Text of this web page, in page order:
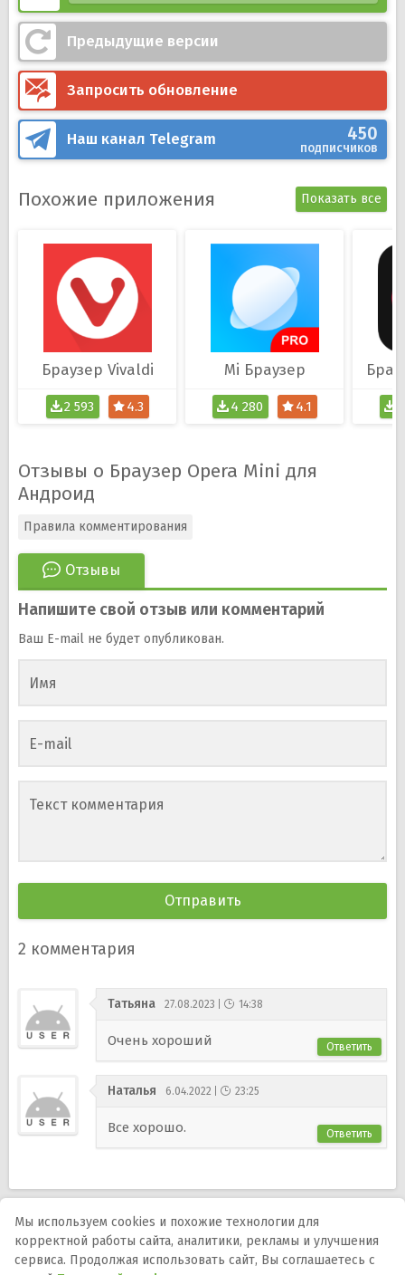
Предыдущие версии
Запросить обновление
Наш канал Telegram 450
подписчиков
Похожие приложения Показать все
Браузер Vivaldi
2 593 4.3
Mi Браузер
4 280 4.1
Отзывы о Браузер Opera Mini для
Андроид
Отзывы
Правила комментирования
Напишите свой отзыв или комментарий
Ваш E-mail не будет опубликован.
Имя
E-mail
Текст комментария
2 комментария
Татьяна 27.08.2023 14:38
Очень хороший Ответить
Наталья 6.04.2022 23:25
Все хорошо. Ответить
Мы используем cookies и похожие технологии для
корректной работы сайта, аналитики, рекламы и улучшения
сервиса. Продолжая использовать сайт, Вы соглашаетесь с